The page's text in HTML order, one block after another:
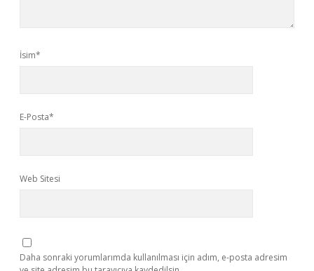
İsim*
E-Posta*
Web Sitesi
Daha sonraki yorumlarımda kullanılması için adım, e-posta adresim